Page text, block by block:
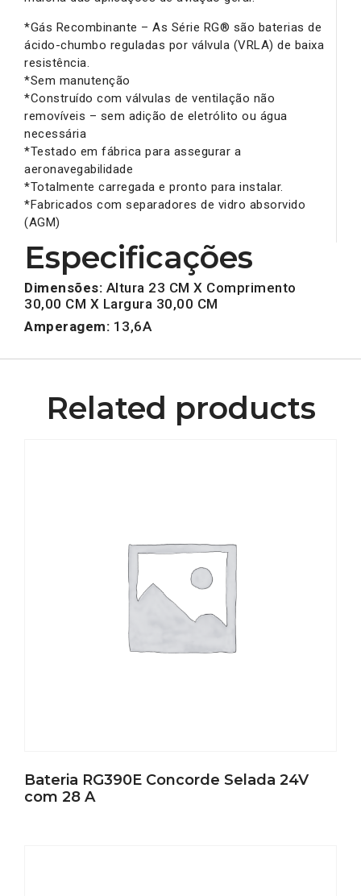
*Gás Recombinante – As Série RG® são baterias de
ácido-chumbo reguladas por válvula (VRLA) de baixa
resistência.
*Sem manutenção
*Construído com válvulas de ventilação não
removíveis – sem adição de eletrólito ou água
necessária
*Testado em fábrica para assegurar a
aeronavegabilidade
*Totalmente carregada e pronto para instalar.
*Fabricados com separadores de vidro absorvido
(AGM)
Especificações
Dimensões: Altura 23 CM X Comprimento
30,00 CM X Largura 30,00 CM
Amperagem: 13,6A
Related products
Bateria RG390E Concorde Selada 24V
com 28 A